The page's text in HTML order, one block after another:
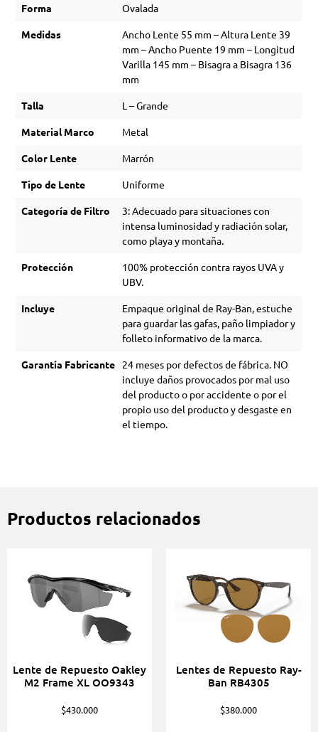
Forma Ovalada
Medidas
Ancho Lente 55 mm – Altura Lente 39
mm – Ancho Puente 19 mm – Longitud
Varilla 145 mm – Bisagra a Bisagra 136
mm
Talla L – Grande
Material Marco Metal
Color Lente Marrón
Tipo de Lente Uniforme
Categoría de Filtro
3: Adecuado para situaciones con
intensa luminosidad y radiación solar,
como playa y montaña.
Protección
100% protección contra rayos UVA y
UBV.
Incluye
Empaque original de Ray-Ban, estuche
para guardar las gafas, paño limpiador y
folleto informativo de la marca.
Garantía Fabricante
24 meses por defectos de fábrica. NO
incluye daños provocados por mal uso
del producto o por accidente o por el
propio uso del producto y desgaste en
el tiempo.
Productos relacionados
Lente de Repuesto Oakley
M2 Frame XL OO9343
$430.000
Lentes de Repuesto Ray-
Ban RB4305
$380.000